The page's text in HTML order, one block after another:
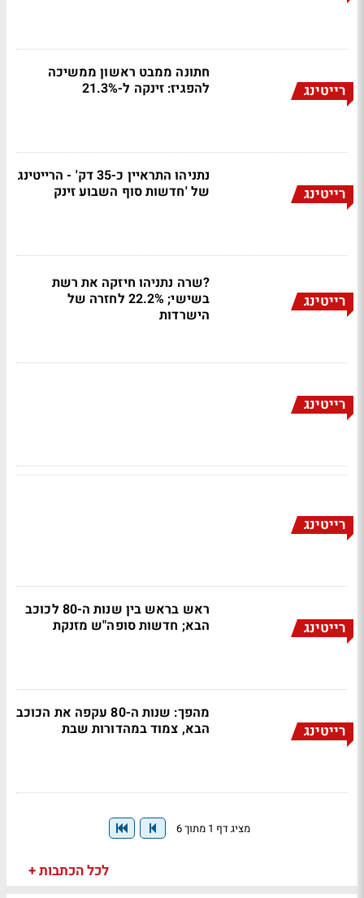
רייטינג
חתונה ממבט ראשון ממשיכה
להפגיז: זינקה ל-21.3%
רייטינג
נתניהו התראיין כ-35 דק' - הרייטינג
של 'חדשות סוף השבוע זינק
רייטינג
?שרה נתניהו חיזקה את רשת
בשישי; 22.2% לחזרה של
הישרדות
רייטינג
רייטינג
רייטינג
ראש בראש בין שנות ה-80 לכוכב
הבא; חדשות סופה"ש מזנקת
רייטינג
מהפך: שנות ה-80 עקפה את הכוכב
הבא, צמוד במהדורות שבת
מציג דף 1 מתוך 6
לכל הכתבות +